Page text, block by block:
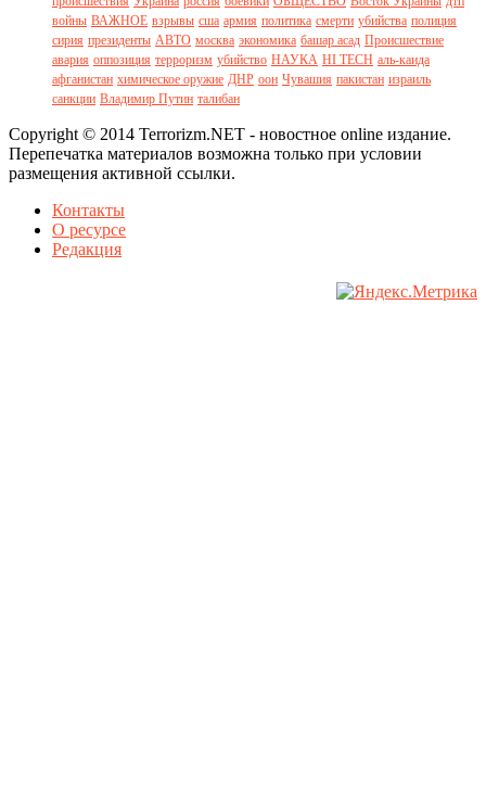
войны ВАЖНОЕ взрывы сша армия политика смерти убийства полиция
сирия президенты АВТО москва экономика башар асад Происшествие
авария оппозиция терроризм убийство НАУКА HI TECH аль-каида
афганистан химическое оружие ДНР оон Чувашия пакистан израиль
санкции Владимир Путин талибан
Copyright © 2014 Terrorizm.NET - новостное online издание.
Перепечатка материалов возможна только при условии
размещения активной ссылки.
Контакты
О ресурсе
Редакция